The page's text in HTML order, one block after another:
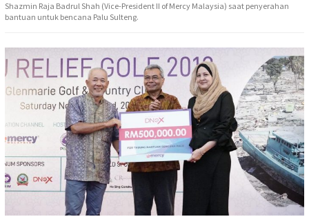
Shazmin Raja Badrul Shah (Vice-President II of Mercy Malaysia) saat penyerahan
bantuan untuk bencana Palu Sulteng.